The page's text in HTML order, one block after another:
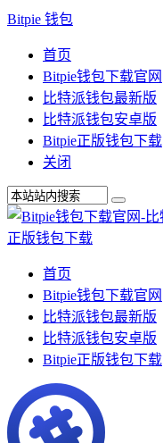
Bitpie 钱包
首页
Bitpie钱包下载官网
比特派钱包最新版
比特派钱包安卓版
Bitpie正版钱包下载
关闭
首页
Bitpie钱包下载官网
比特派钱包最新版
比特派钱包安卓版
Bitpie正版钱包下载